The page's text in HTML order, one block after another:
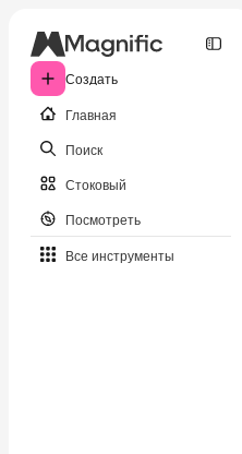
Создать
Главная
Поиск
Стоковый
Посмотреть
Все инструменты